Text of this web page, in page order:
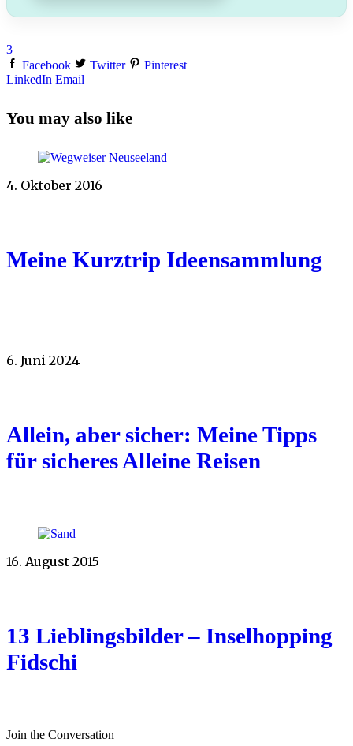
3
Facebook
Twitter
Pinterest
LinkedIn Email
You may also like
4. Oktober 2016
Meine Kurztrip Ideensammlung
6. Juni 2024
Allein, aber sicher: Meine Tipps
für sicheres Alleine Reisen
16. August 2015
13 Lieblingsbilder – Inselhopping
Fidschi
Join the Conversation